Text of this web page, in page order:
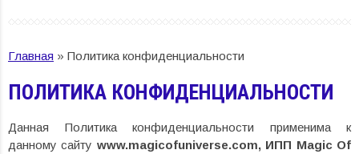
Главная » Политика конфиденциальности
ПОЛИТИКА КОНФИДЕНЦИАЛЬНОСТИ
Данная Политика конфиденциальности применима к
данному сайту www.magicofuniverse.com, ИПП Magic Of